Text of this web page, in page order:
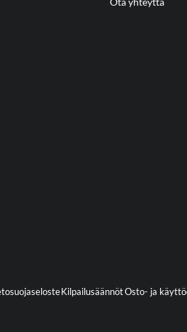
KilpailusäännötOsto- ja